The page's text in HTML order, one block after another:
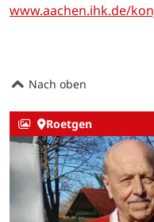
www.aachen.ihk.de/
Nach oben
Roetgen